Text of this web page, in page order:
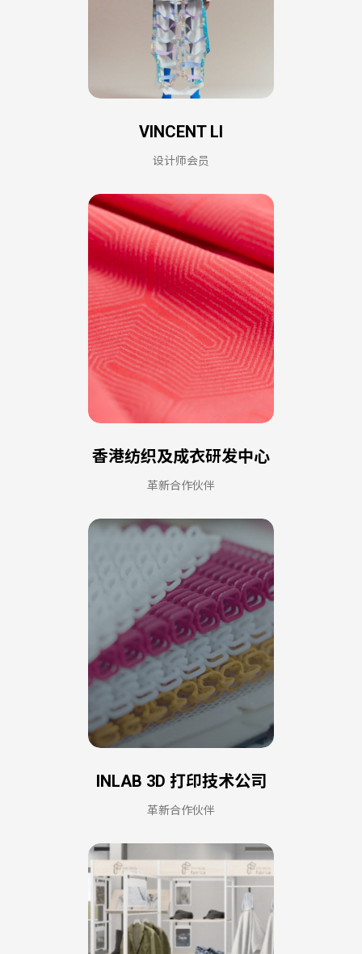
VINCENT LI
设计师会员
香港纺织及成衣研发中心
革新合作伙伴
INLAB 3D 打印技术公司
革新合作伙伴